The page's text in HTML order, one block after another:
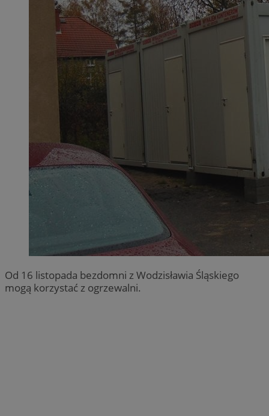
Od 16 listopada bezdomni z Wodzisławia Śląskiego
mogą korzystać z ogrzewalni.